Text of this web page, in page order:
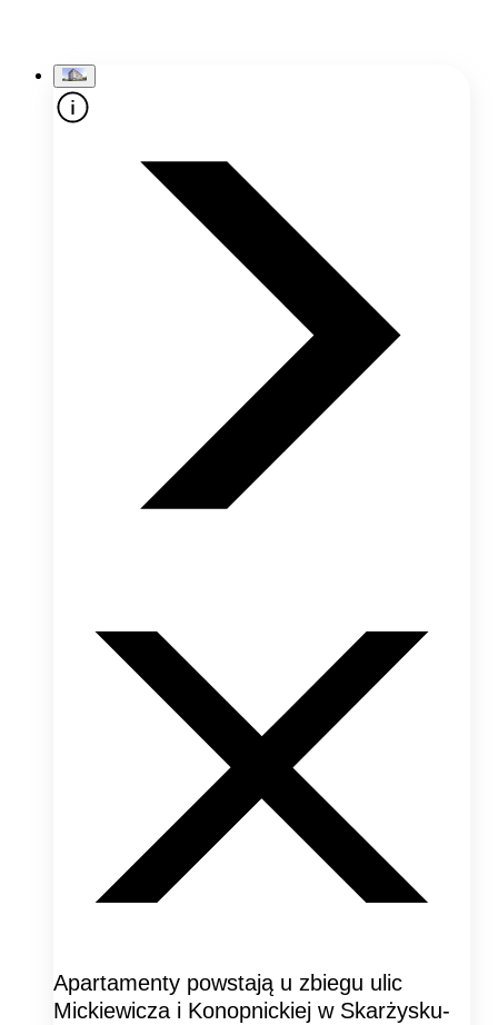
Apartamenty powstają u zbiegu ulic
Mickiewicza i Konopnickiej w Skarżysku-